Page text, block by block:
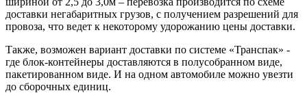
доставки негабаритных грузов, с получением разрешений для
провоза, что ведет к некоторому удорожанию цены доставки.
Также, возможен вариант доставки по системе «Транспак» -
где блок-контейнеры доставляются в полусобранном виде,
пакетированном виде. И на одном автомобиле можно увезти
до сборочных единиц.